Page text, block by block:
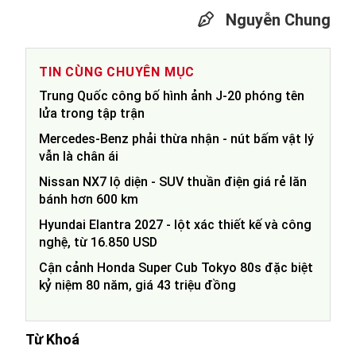
Nguyễn Chung
TIN CÙNG CHUYÊN MỤC
Trung Quốc công bố hình ảnh J-20 phóng tên
lửa trong tập trận
Mercedes-Benz phải thừa nhận - nút bấm vật lý
vẫn là chân ái
Nissan NX7 lộ diện - SUV thuần điện giá rẻ lăn
bánh hơn 600 km
Hyundai Elantra 2027 - lột xác thiết kế và công
nghệ, từ 16.850 USD
Cận cảnh Honda Super Cub Tokyo 80s đặc biệt
kỷ niệm 80 năm, giá 43 triệu đồng
Từ Khoá